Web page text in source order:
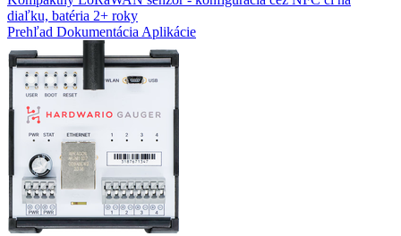
diaľku, batéria 2+ roky
Prehľad Dokumentácia Aplikácie